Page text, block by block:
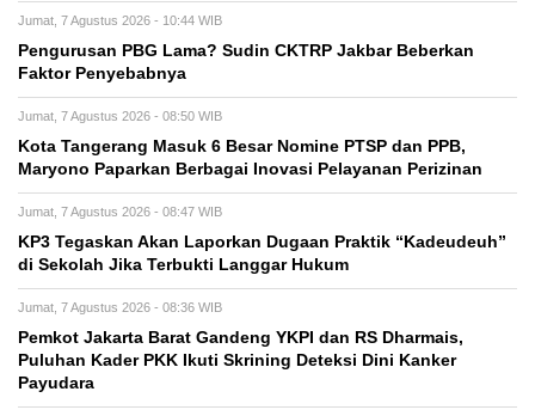
Jumat, 7 Agustus 2026 - 10:44 WIB
Pengurusan PBG Lama? Sudin CKTRP Jakbar Beberkan
Faktor Penyebabnya
Jumat, 7 Agustus 2026 - 08:50 WIB
Kota Tangerang Masuk 6 Besar Nomine PTSP dan PPB,
Maryono Paparkan Berbagai Inovasi Pelayanan Perizinan
Jumat, 7 Agustus 2026 - 08:47 WIB
KP3 Tegaskan Akan Laporkan Dugaan Praktik “Kadeudeuh”
di Sekolah Jika Terbukti Langgar Hukum
Jumat, 7 Agustus 2026 - 08:36 WIB
Pemkot Jakarta Barat Gandeng YKPI dan RS Dharmais,
Puluhan Kader PKK Ikuti Skrining Deteksi Dini Kanker
Payudara